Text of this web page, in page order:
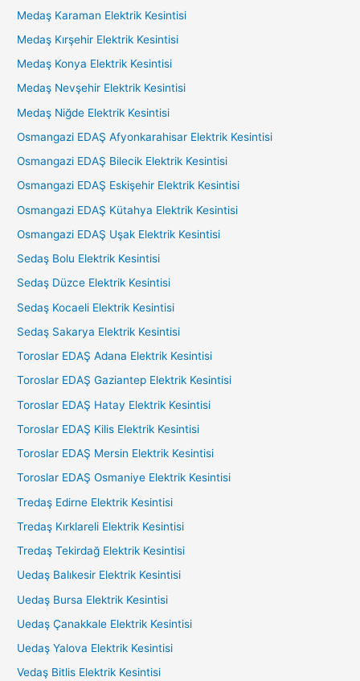
Medaş Karaman Elektrik Kesintisi
Medaş Kırşehir Elektrik Kesintisi
Medaş Konya Elektrik Kesintisi
Medaş Nevşehir Elektrik Kesintisi
Medaş Niğde Elektrik Kesintisi
Osmangazi EDAŞ Afyonkarahisar Elektrik Kesintisi
Osmangazi EDAŞ Bilecik Elektrik Kesintisi
Osmangazi EDAŞ Eskişehir Elektrik Kesintisi
Osmangazi EDAŞ Kütahya Elektrik Kesintisi
Osmangazi EDAŞ Uşak Elektrik Kesintisi
Sedaş Bolu Elektrik Kesintisi
Sedaş Düzce Elektrik Kesintisi
Sedaş Kocaeli Elektrik Kesintisi
Sedaş Sakarya Elektrik Kesintisi
Toroslar EDAŞ Adana Elektrik Kesintisi
Toroslar EDAŞ Gaziantep Elektrik Kesintisi
Toroslar EDAŞ Hatay Elektrik Kesintisi
Toroslar EDAŞ Kilis Elektrik Kesintisi
Toroslar EDAŞ Mersin Elektrik Kesintisi
Toroslar EDAŞ Osmaniye Elektrik Kesintisi
Tredaş Edirne Elektrik Kesintisi
Tredaş Kırklareli Elektrik Kesintisi
Tredaş Tekirdağ Elektrik Kesintisi
Uedaş Balıkesir Elektrik Kesintisi
Uedaş Bursa Elektrik Kesintisi
Uedaş Çanakkale Elektrik Kesintisi
Uedaş Yalova Elektrik Kesintisi
Vedaş Bitlis Elektrik Kesintisi